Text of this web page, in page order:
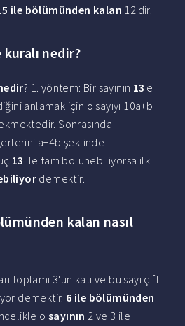
ile bölümünden kalan 12'dir.
nedir?
? 1. yöntem: Bir sayının 13'e
anlamak için o sayıyı 10a+b
Sonrasında
a+4b şeklinde
13 ile tam bölünebiliyorsa ilk
demektir.
kalan nasıl
toplamı 3'ün katı ve bu sayı çift
demektir. 6 ile bölümünden
o sayının 2 ve 3 ile